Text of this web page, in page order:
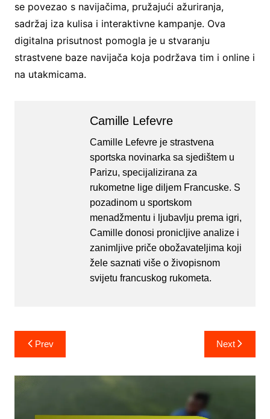
se povezao s navijačima, pružajući ažuriranja,
sadržaj iza kulisa i interaktivne kampanje. Ova
digitalna prisutnost pomogla je u stvaranju
strastvene baze navijača koja podržava tim i online i
na utakmicama.
Camille Lefevre
Camille Lefevre je strastvena
sportska novinarka sa sjedištem u
Parizu, specijalizirana za
rukometne lige diljem Francuske. S
pozadinom u sportskom
menadžmentu i ljubavlju prema igri,
Camille donosi pronicljive analize i
zanimljive priče obožavateljima koji
žele saznati više o živopisnom
svijetu francuskog rukometa.
Post
navigation
Prev Next